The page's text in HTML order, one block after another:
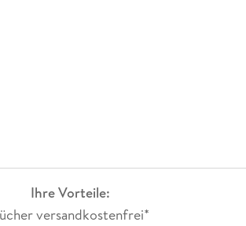
Ihre Vorteile:
versandkostenfrei*